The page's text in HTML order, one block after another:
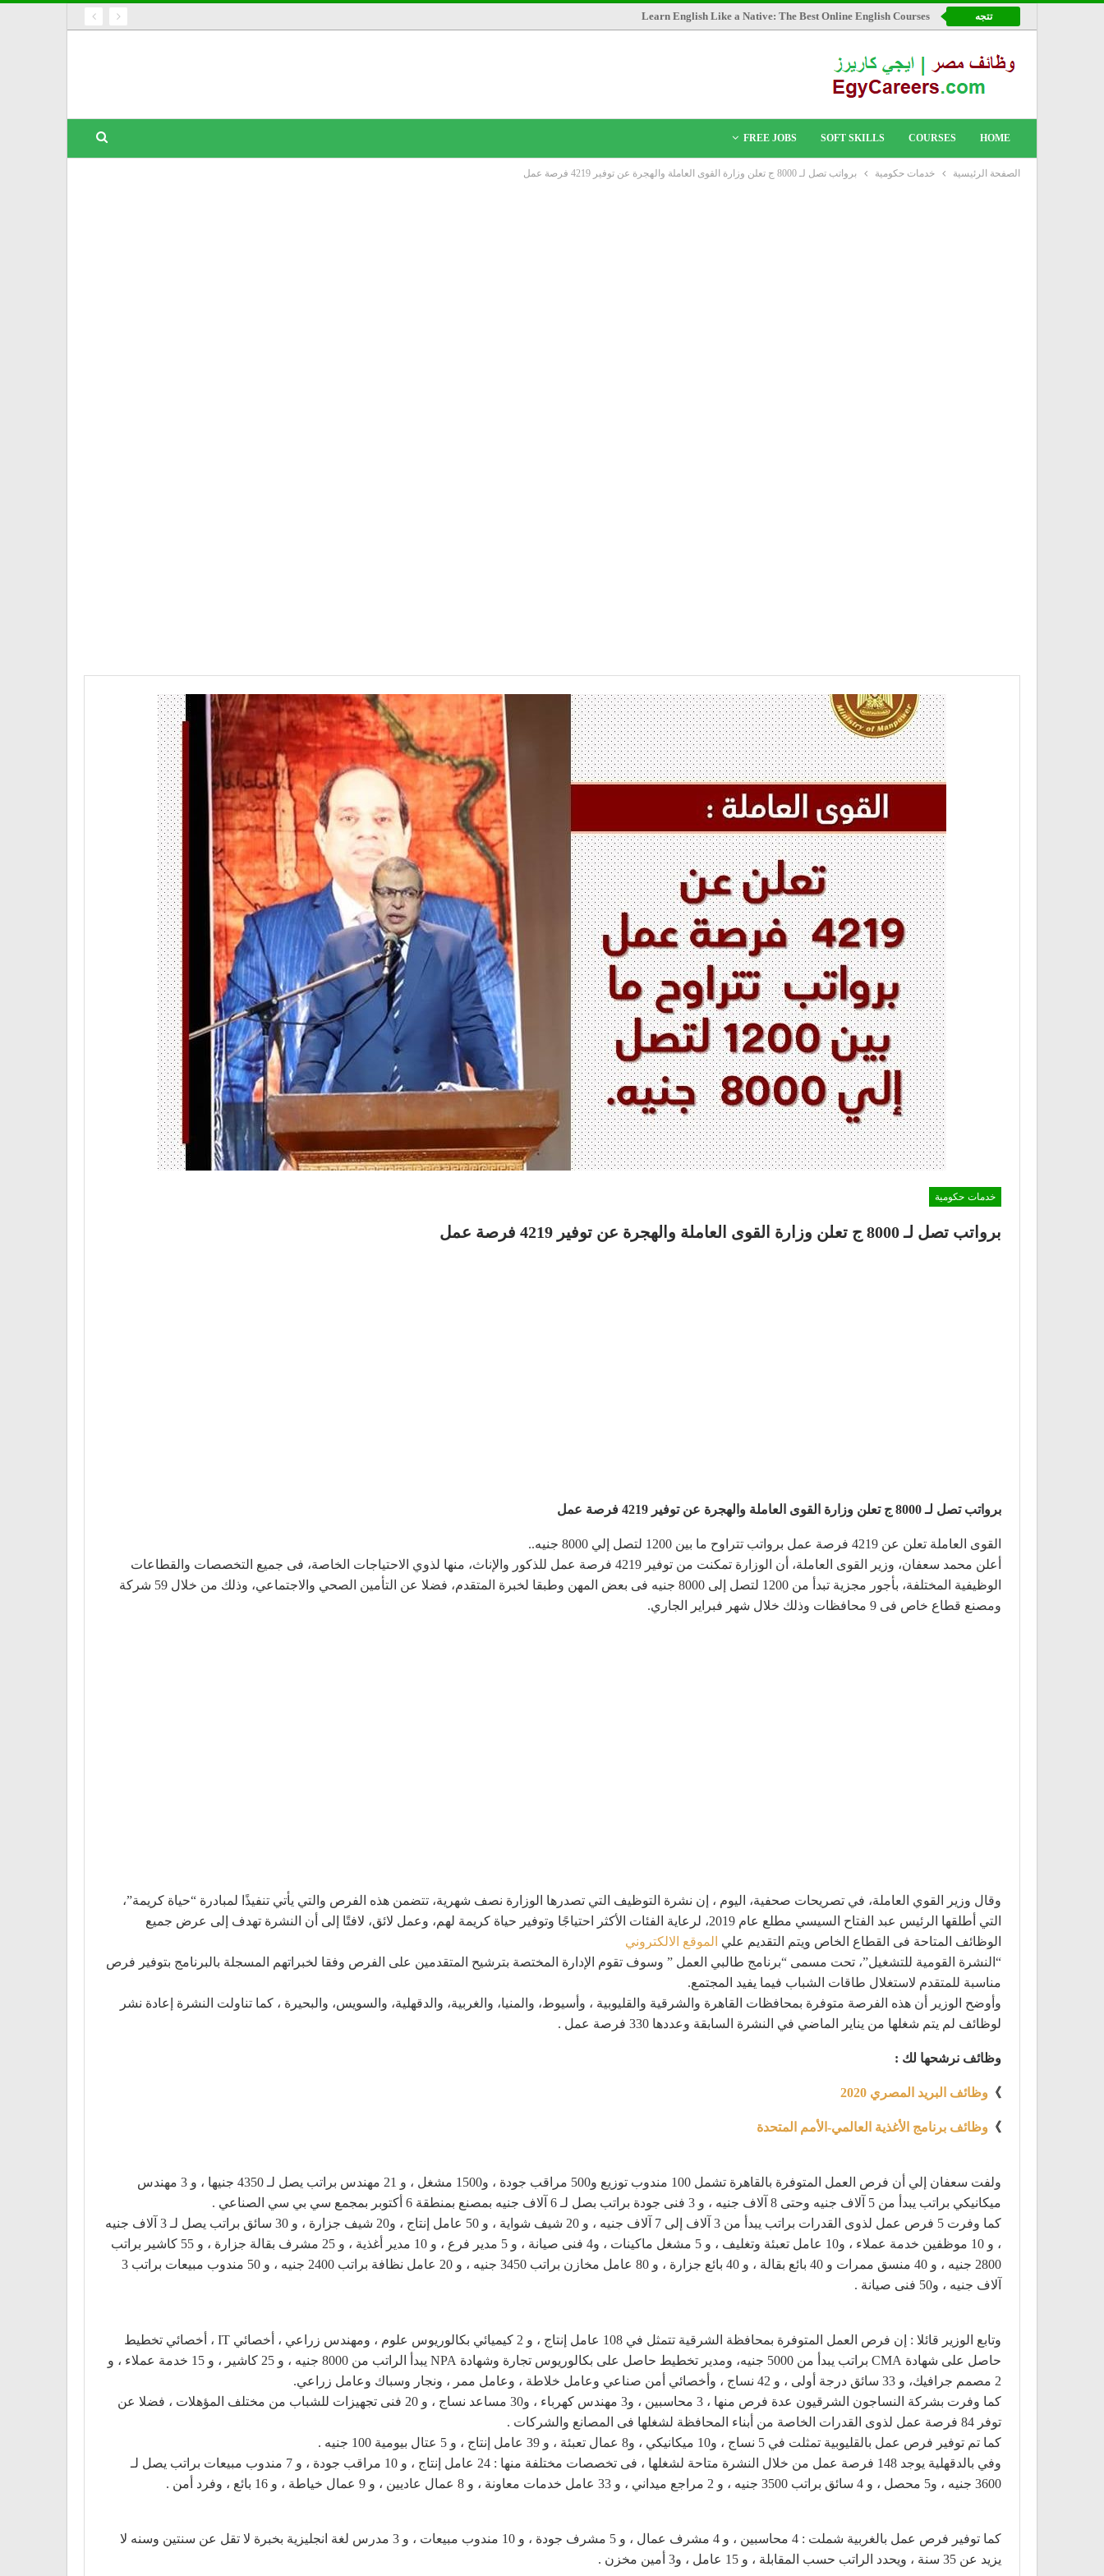
تتجه Learn English Like a Native: The Best Online English Courses
HOME
COURSES
SOFT SKILLS
FREE JOBS
الصفحة الرئيسية خدمات حكومية برواتب تصل لـ 8000 ج تعلن وزارة القوى العاملة والهجرة عن توفير 4219 فرصة عمل
خدمات حكومية
برواتب تصل لـ 8000 ج تعلن وزارة القوى العاملة والهجرة عن توفير 4219 فرصة عمل
برواتب تصل لـ 8000 ج تعلن وزارة القوى العاملة والهجرة عن توفير 4219 فرصة عمل
القوى العاملة تعلن عن 4219 فرصة عمل برواتب تتراوح ما بين 1200 لتصل إلي 8000 جنيه..
أعلن محمد سعفان، وزير القوى العاملة، أن الوزارة تمكنت من توفير 4219 فرصة عمل للذكور والإناث، منها لذوي الاحتياجات الخاصة، فى جميع التخصصات والقطاعات
الوظيفية المختلفة، بأجور مجزية تبدأ من 1200 لتصل إلى 8000 جنيه فى بعض المهن وطبقا لخبرة المتقدم، فضلا عن التأمين الصحي والاجتماعي، وذلك من خلال 59 شركة
ومصنع قطاع خاص فى 9 محافظات وذلك خلال شهر فبراير الجاري.
وقال وزير القوي العاملة، في تصريحات صحفية، اليوم ، إن نشرة التوظيف التي تصدرها الوزارة نصف شهرية، تتضمن هذه الفرص والتي يأتي تنفيذًا لمبادرة “حياة كريمة”،
التي أطلقها الرئيس عبد الفتاح السيسي مطلع عام 2019، لرعاية الفئات الأكثر احتياجًا وتوفير حياة كريمة لهم، وعمل لائق، لافتًا إلى أن النشرة تهدف إلى عرض جميع
الوظائف المتاحة فى القطاع الخاص ويتم التقديم علي الموقع الالكتروني
“النشرة القومية للتشغيل”، تحت مسمى “برنامج طالبي العمل ” وسوف تقوم الإدارة المختصة بترشيح المتقدمين على الفرص وفقا لخبراتهم المسجلة بالبرنامج بتوفير فرص
مناسبة للمتقدم لاستغلال طاقات الشباب فيما يفيد المجتمع.
وأوضح الوزير أن هذه الفرصة متوفرة بمحافظات القاهرة والشرقية والقليوبية ، وأسيوط، والمنيا، والغربية، والدقهلية، والسويس، والبحيرة ، كما تناولت النشرة إعادة نشر
لوظائف لم يتم شغلها من يناير الماضي في النشرة السابقة وعددها 330 فرصة عمل .
وظائف نرشحها لك :
》 وظائف البريد المصري 2020
》 وظائف برنامج الأغذية العالمي-الأمم المتحدة
ولفت سعفان إلي أن فرص العمل المتوفرة بالقاهرة تشمل 100 مندوب توزيع و500 مراقب جودة ، و1500 مشغل ، و 21 مهندس براتب يصل لـ 4350 جنيها ، و 3 مهندس
ميكانيكي براتب يبدأ من 5 آلاف جنيه وحتى 8 آلاف جنيه ، و 3 فنى جودة براتب بصل لـ 6 آلاف جنيه بمصنع بمنطقة 6 أكتوبر بمجمع سي بي سي الصناعي .
كما وفرت 5 فرص عمل لذوى القدرات براتب يبدأ من 3 آلاف إلى 7 آلاف جنيه ، و 20 شيف شواية ، و 50 عامل إنتاج ، و20 شيف جزارة ، و 30 سائق براتب يصل لـ 3 آلاف جنيه
، و 10 موظفين خدمة عملاء ، و10 عامل تعبئة وتغليف ، و 5 مشغل ماكينات ، و4 فنى صيانة ، و 5 مدير فرع ، و 10 مدير أغذية ، و 25 مشرف بقالة جزارة ، و 55 كاشير براتب
2800 جنيه ، و 40 منسق ممرات و 40 بائع بقالة ، و 40 بائع جزارة ، و 80 عامل مخازن براتب 3450 جنيه ، و 20 عامل نظافة براتب 2400 جنيه ، و 50 مندوب مبيعات براتب 3
آلاف جنيه ، و50 فنى صيانة .
وتابع الوزير قائلا : إن فرص العمل المتوفرة بمحافظة الشرقية تتمثل في 108 عامل إنتاج ، و 2 كيميائي بكالوريوس علوم ، ومهندس زراعي ، أخصائي IT ، أخصائي تخطيط
حاصل على شهادة CMA براتب يبدأ من 5000 جنيه، ومدير تخطيط حاصل على بكالوريوس تجارة وشهادة NPA يبدأ الراتب من 8000 جنيه ، و 25 كاشير ، و 15 خدمة عملاء ، و
2 مصمم جرافيك، و 33 سائق درجة أولى ، و 42 نساج ، وأخصائي أمن صناعي وعامل خلاطة ، وعامل ممر ، ونجار وسباك وعامل زراعي.
كما وفرت بشركة النساجون الشرقيون عدة فرص منها ، 3 محاسبين ، و3 مهندس كهرباء ، و30 مساعد نساج ، و 20 فنى تجهيزات للشباب من مختلف المؤهلات ، فضلا عن
توفر 84 فرصة عمل لذوى القدرات الخاصة من أبناء المحافظة لشغلها فى المصانع والشركات .
كما تم توفير فرص عمل بالقليوبية تمثلت في 5 نساج ، و10 ميكانيكي ، و8 عمال تعبئة ، و 39 عامل إنتاج ، و 5 عتال بيومية 100 جنيه .
وفي بالدقهلية يوجد 148 فرصة عمل من خلال النشرة متاحة لشغلها ، فى تخصصات مختلفة منها : 24 عامل إنتاج ، و 10 مراقب جودة ، و 7 مندوب مبيعات براتب يصل لـ
3600 جنيه ، و5 محصل ، و 4 سائق براتب 3500 جنيه ، و 2 مراجع ميداني ، و 33 عامل خدمات معاونة ، و 8 عمال عاديين ، و 9 عمال خياطة ، و 16 بائع ، وفرد أمن .
كما توفير فرص عمل بالغربية شملت : 4 محاسبين ، و 4 مشرف عمال ، و 5 مشرف جودة ، و 10 مندوب مبيعات ، و 3 مدرس لغة انجليزية بخبرة لا تقل عن سنتين وسنه لا
يزيد عن 35 سنة ، ويحدد الراتب حسب المقابلة ، و 15 عامل ، و3 أمين مخزن .